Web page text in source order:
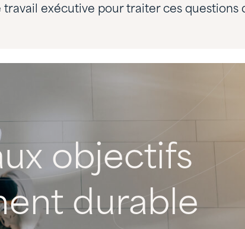
travail exécutive pour traiter ces questions
objectifs
durable